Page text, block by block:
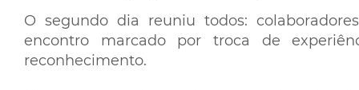
O segundo dia reuniu todos:
encontro marcado por troca de
reconhecimento.